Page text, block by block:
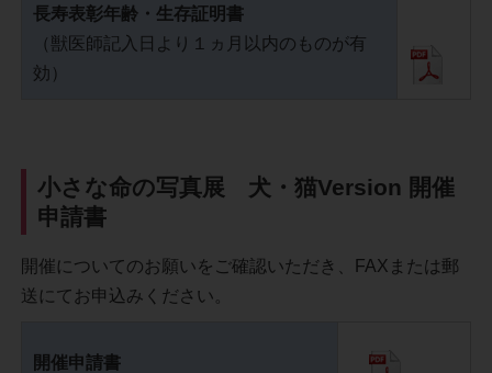
長寿表彰年齢・生存証明書
（獣医師記入日より１ヵ月以内のものが有
効）
小さな命の写真展 犬・猫Version 開催
申請書
開催についてのお願いをご確認いただき、FAXまたは郵
送にてお申込みください。
開催申請書